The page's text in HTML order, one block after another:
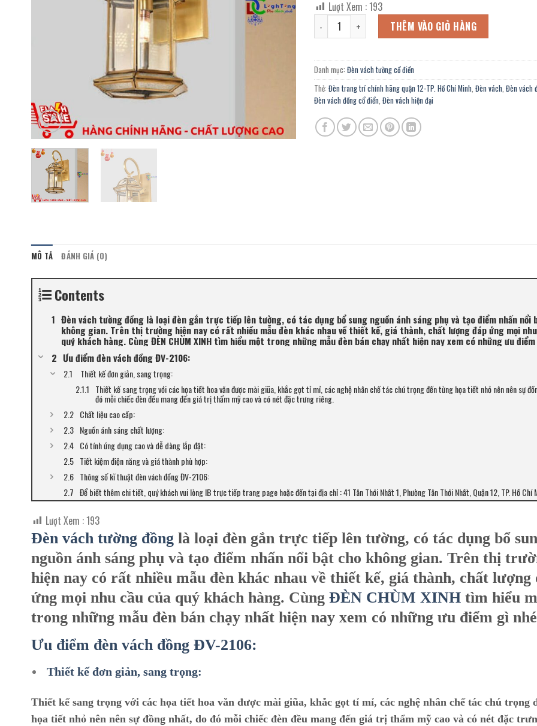
là:
3.468.000 ₫.
tại
là:
1.907.000 ₫.
Lượt Xem :193
Đèn vách đồng cổ điển ĐV-2106 chính hãng trang trí ban
THÊM VÀO GIỎ HÀNG
Danh mục: Đèn vách tường cổ điển
Thẻ: Đèn trang trí chính hãng quận 12-TP. Hồ Chí Minh Đèn vách Đèn vách
Đèn vách đồng cổ điển Đèn vách hiện đại
MÔ TẢ ĐÁNH GIÁ (0)
Contents
Đèn vách tường đồng là loại đèn gắn trực tiếp lên tường, có tác dụng bổ sung nguồn ánh sáng phụ và tạo điểm nhấn nổi
không gian. Trên thị trường hiện nay có rất nhiều mẫu đèn khác nhau về thiết kế, giá thành, chất lượng đáp ứng mọi
quý khách hàng. Cùng ĐÈN CHÙM XINH tìm hiểu một trong những mẫu đèn bán chạy nhất hiện nay xem có những ưu
Ưu điểm đèn vách đồng ĐV-2106:
Thiết kế đơn giản, sang trọng:
Thiết kế sang trọng với các họa tiết hoa văn được mài giũa, khắc gọt tỉ mỉ, các nghệ nhân chế tác chú trọng đến từng họa tiết nhỏ nên nên sự
đó mỗi chiếc đèn đều mang đến giá trị thẩm mỹ cao và có nét đặc trưng riêng.
Chất liệu cao cấp:
Nguồn ánh sáng chất lượng:
Có tính ứng dụng cao và dễ dàng lắp đặt:
Tiết kiệm điện năng và giá thành phù hợp:
Thông số kĩ thuật đèn vách đồng ĐV-2106:
Để biết thêm chi tiết, quý khách vui lòng IB trực tiếp trang page hoặc đến tại địa chỉ : 41 Tân Thới Nhất 1, Phường Tân Thới Nhất, Quận 12, TP. Hồ Chí
Lượt Xem :193
Đèn vách tường đồng là loại đèn gắn trực tiếp lên tường, có tác dụng bổ
nguồn ánh sáng phụ và tạo điểm nhấn nổi bật cho không gian. Trên thị
hiện nay có rất nhiều mẫu đèn khác nhau về thiết kế, giá thành, chất lượng
ứng mọi nhu cầu của quý khách hàng. Cùng ĐÈN CHÙM XINH tìm hiểu
trong những mẫu đèn bán chạy nhất hiện nay xem có những ưu điểm gì
Ưu điểm đèn vách đồng ĐV-2106:
Thiết kế đơn giản, sang trọng:
Thiết kế sang trọng với các họa tiết hoa văn được mài giũa, khắc gọt tỉ mỉ, các nghệ nhân chế tác chú trọng
họa tiết nhỏ nên nên sự đồng nhất, do đó mỗi chiếc đèn đều mang đến giá trị thẩm mỹ cao và có nét đặc